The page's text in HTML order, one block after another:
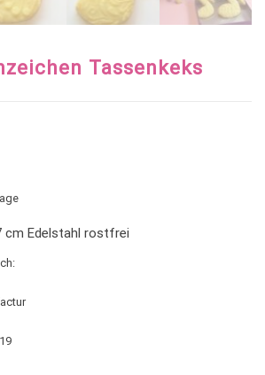
Tassenkeks
cm Edelstahl rostfrei